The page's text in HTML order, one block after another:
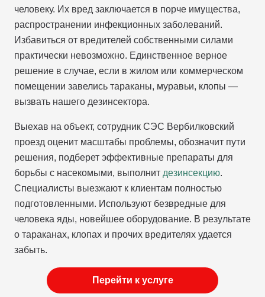
человеку. Их вред заключается в порче имущества,
распространении инфекционных заболеваний.
Избавиться от вредителей собственными силами
практически невозможно. Единственное верное
решение в случае, если в жилом или коммерческом
помещении завелись тараканы, муравьи, клопы —
вызвать нашего дезинсектора.
Выехав на объект, сотрудник СЭС Вербилковский
проезд оценит масштабы проблемы, обозначит пути
решения, подберет эффективные препараты для
борьбы с насекомыми, выполнит дезинсекцию.
Специалисты выезжают к клиентам полностью
подготовленными. Используют безвредные для
человека яды, новейшее оборудование. В результате
о тараканах, клопах и прочих вредителях удается
забыть.
Перейти к услуге